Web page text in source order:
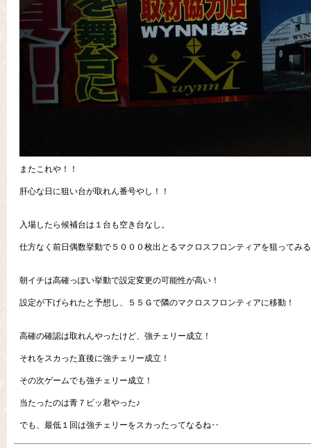
またこれや！！
肝心な日に狙い台が取れん番号やし！！
入場したら候補台は１台も空き台なし。
仕方なく前日偶数挙動で５０００枚出とるマクロスフロンティアを狙ってみ
朝イチは高確っぽい挙動で設定変更の可能性が高い！
設定が下げられたと予想し、５５Ｇで隣のマクロスフロンティアに移動！
高確の確認は取れんやったけど、強チェリー成立！
それをスカった直後に強チェリー成立！
その次ゲームでも強チェリー成立！
当たったのは青７ビッ君やった♪
でも、最低１回は強チェリーをスカったってなるね‥